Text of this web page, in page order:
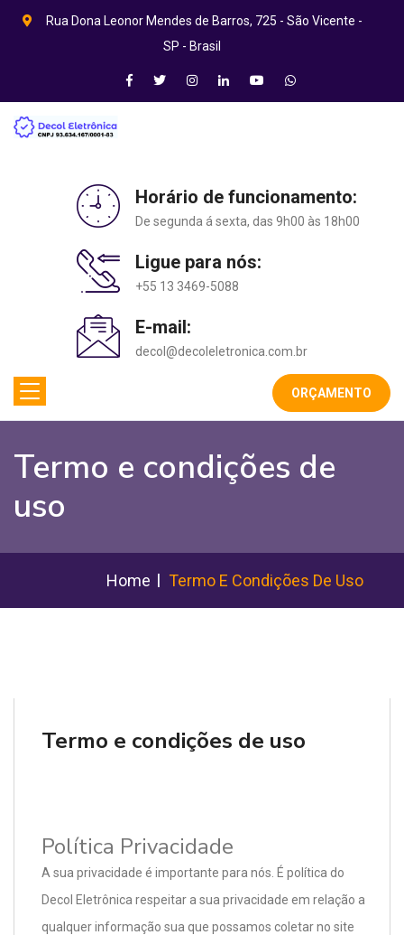
Rua Dona Leonor Mendes de Barros, 725 - São Vicente -
SP - Brasil
Horário de funcionamento:
De segunda á sexta, das 9h00 às 18h00
Ligue para nós:
+55 13 3469-5088
E-mail:
decol@decoleletronica.com.br
ORÇAMENTO
Termo e condições de
uso
Termo E Condições De Uso
Home
Termo e condições de uso
Política Privacidade
A sua privacidade é importante para nós. É política do
Decol Eletrônica respeitar a sua privacidade em relação a
qualquer informação sua que possamos coletar no site